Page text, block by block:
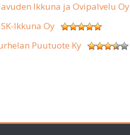
Ikkuna ja Ovipalvelu Oy
Ikkuna Oy
Puutuote Ky